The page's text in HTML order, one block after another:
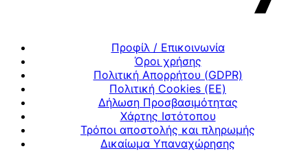
Προφίλ / Επικοινωνία
Όροι χρήσης
Πολιτική Απορρήτου (GDPR)
Πολιτική Cookies (ΕΕ)
Δήλωση Προσβασιμότητας
Χάρτης Ιστότοπου
Τρόποι αποστολής και πληρωμής
Δικαίωμα Υπαναχώρησης